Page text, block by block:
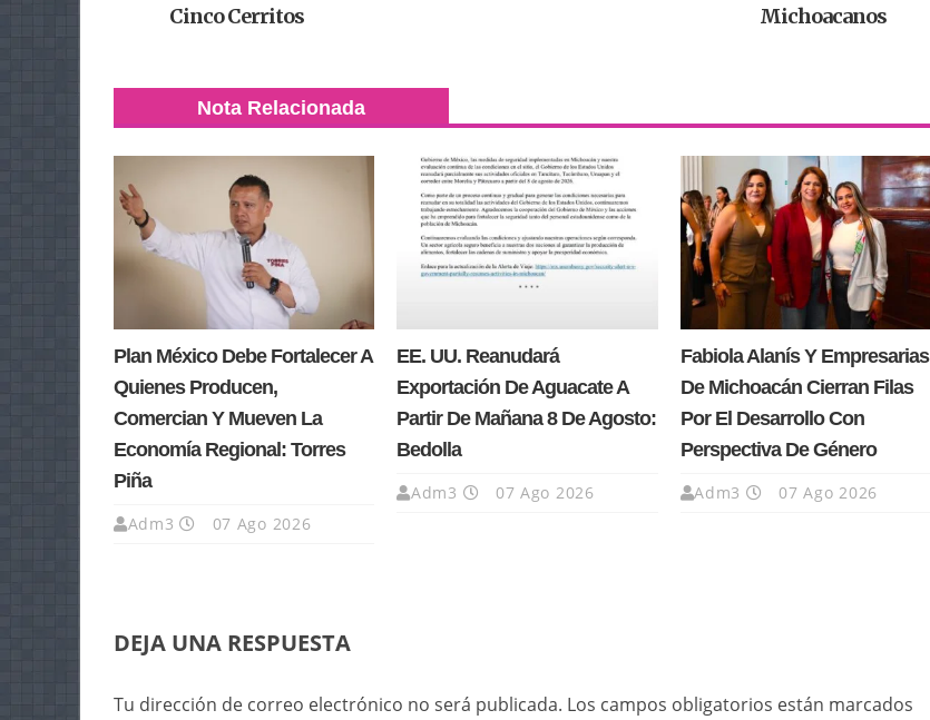
Cinco Cerritos
Michoacanos
Nota Relacionada
Plan México Debe Fortalecer A
Quienes Producen,
Comercian Y Mueven La
Economía Regional: Torres
Piña
Adm3 07 Ago 2026
EE. UU. Reanudará
Exportación De Aguacate A
Partir De Mañana 8 De Agosto:
Bedolla
Adm3 07 Ago 2026
Fabiola Alanís Y Empresarias
De Michoacán Cierran Filas
Por El Desarrollo Con
Perspectiva De Género
Adm3 07 Ago 2026
DEJA UNA RESPUESTA
Tu dirección de correo electrónico no será publicada. Los campos obligatorios están marcados